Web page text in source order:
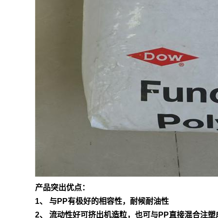
产品突出优点：
1、 与PP有极好的相容性，耐候耐油性
2、 流动性好可挤出机造粒，也可与PP直接混合注塑